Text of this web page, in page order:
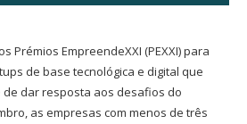
Prémios EmpreendeXXI (PEXXI) para
de base tecnológica e digital que
dar resposta aos desafios do
as empresas com menos de três